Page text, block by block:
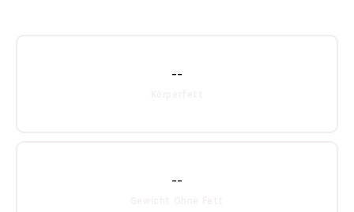
--
--